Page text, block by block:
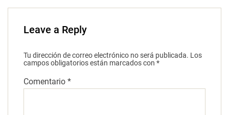
Leave a Reply
Tu dirección de correo electrónico no será publicada. Los
campos obligatorios están marcados con *
Comentario *